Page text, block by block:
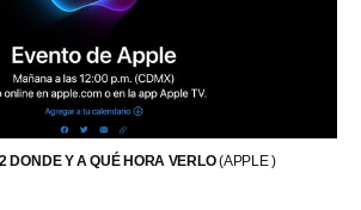
DONDE Y A QUÉ HORA VERLO(APPLE )